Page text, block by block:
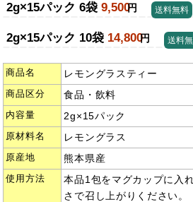
2g×15パック 6袋 9,500円 送料無料
2g×15パック 10袋 14,800円 送料
商品名 レモングラスティー
商品区分 食品・飲料
内容量 2g×15パック
原材料名 レモングラス
原産地 熊本県産
使用方法
本品1包をマグカップに入
さで召し上がりください。